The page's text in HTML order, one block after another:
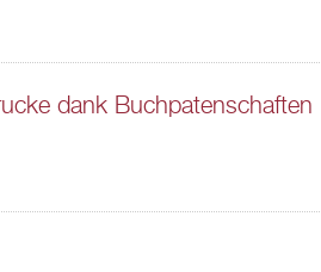
dank Buchpatenschaften